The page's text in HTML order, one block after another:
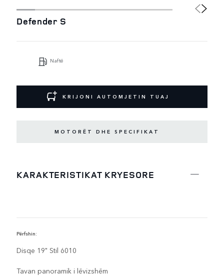
Defender S
Naftë
KRIJONI AUTOMJETIN TUAJ
MOTORËT DHE SPECIFIKAT
KARAKTERISTIKAT KRYESORE
Përfshin:
Disqe 19" Stil 6010
Tavan panoramik i lëvizshëm